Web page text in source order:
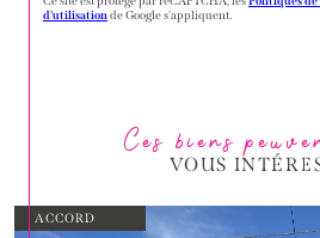
d'utilisationde Google s'appliquent.
Ces biens
VOUS
ACCORD